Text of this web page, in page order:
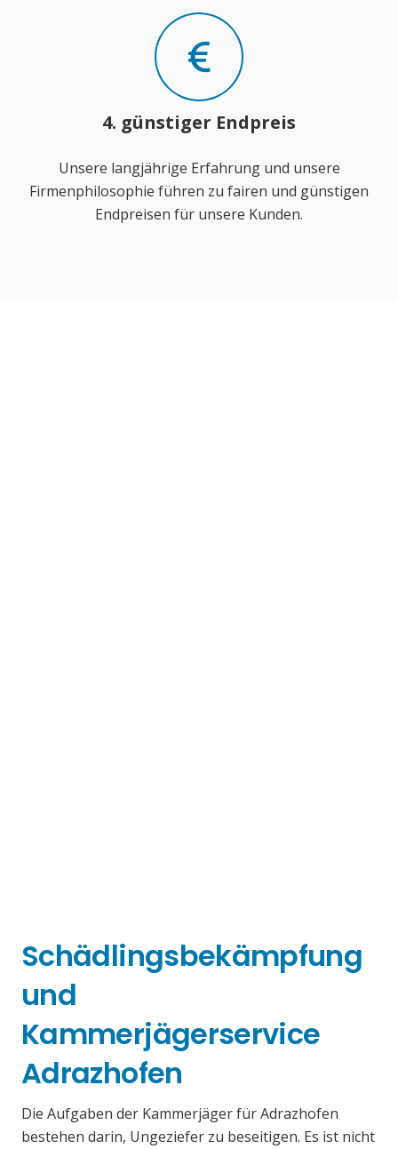
4. günstiger Endpreis
Unsere langjährige Erfahrung und unsere
Firmenphilosophie führen zu fairen und günstigen
Endpreisen für unsere Kunden.
Schädlingsbekämpfung
und
Kammerjägerservice
Adrazhofen
Die Aufgaben der Kammerjäger für Adrazhofen
bestehen darin, Ungeziefer zu beseitigen. Es ist nicht